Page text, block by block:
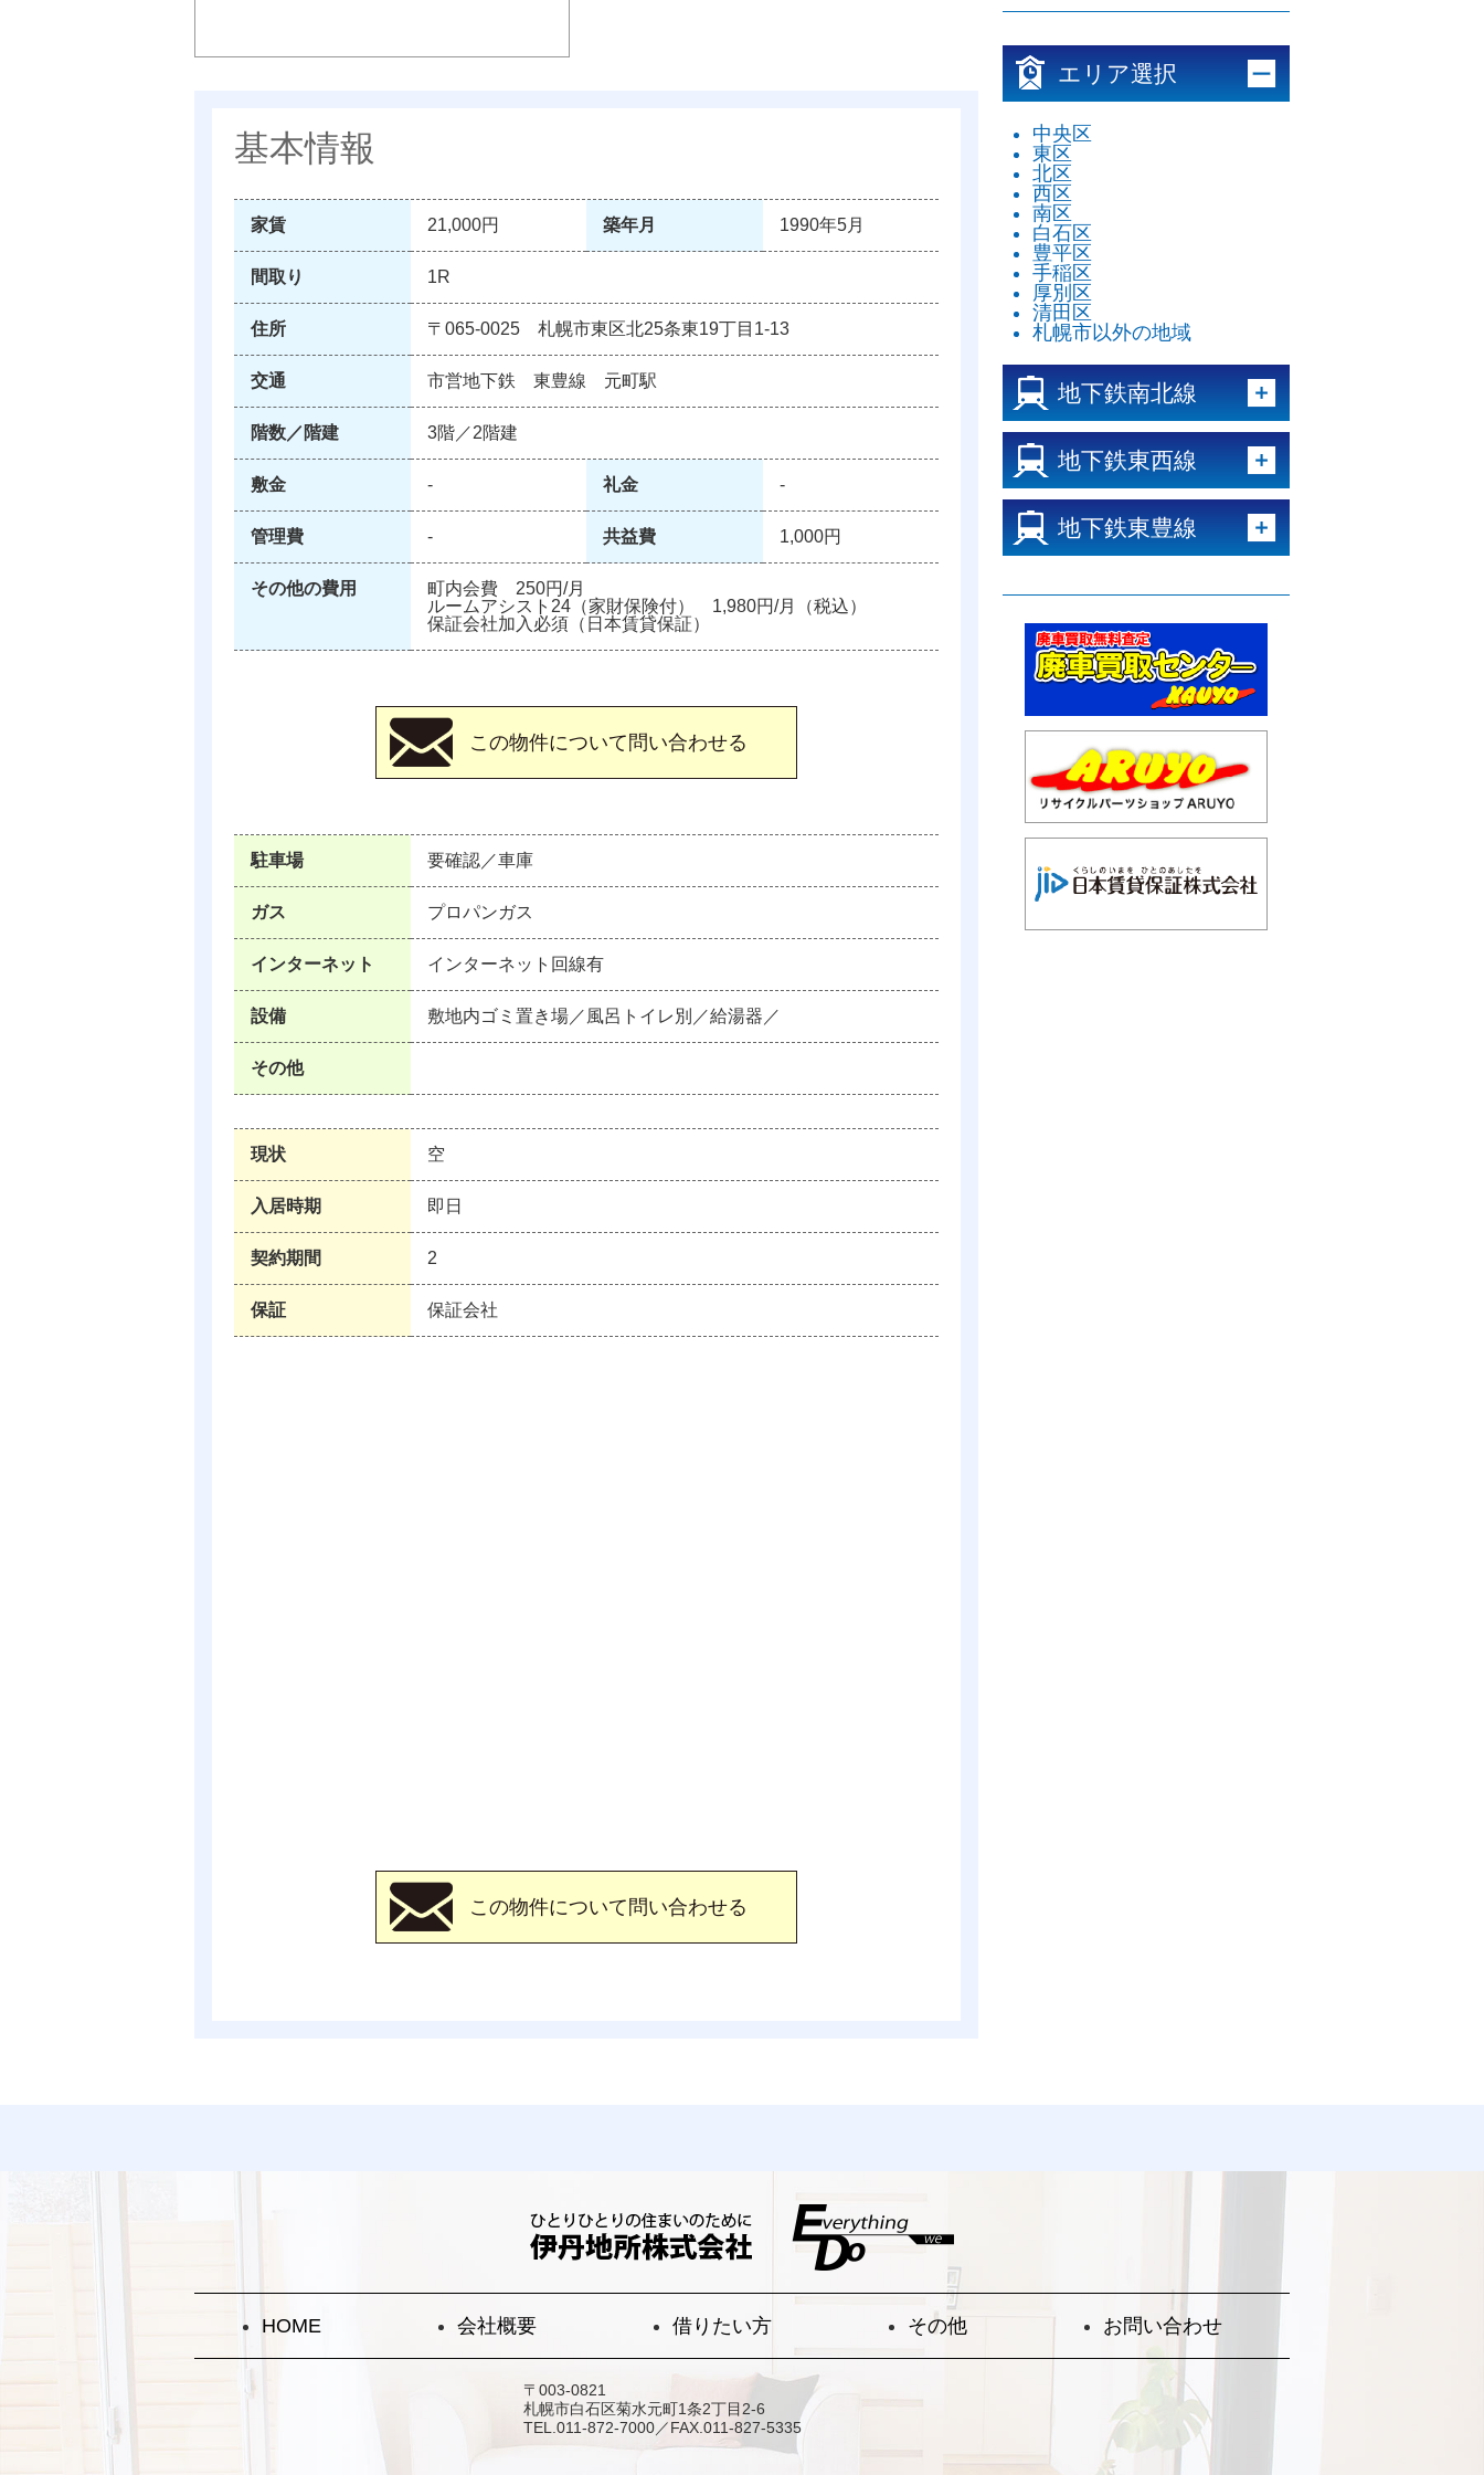
基本情報
家賃 21,000円 築年月 1990年5月
間取り 1R
住所 〒065-0025 札幌市東区北25条東19丁目1-13
交通 市営地下鉄 東豊線 元町駅
階数／階建 3階／2階建
敷金 ‐ 礼金 ‐
管理費 ‐ 共益費 1,000円
その他の費用
町内会費 250円/月
ルームアシスト24（家財保険付） 1,980円/月（税込）
保証会社加入必須（日本賃貸保証）
駐車場 要確認／車庫
ガス プロパンガス
インターネット インターネット回線有
設備 敷地内ゴミ置き場／風呂トイレ別／給湯器／
その他
現状 空
入居時期 即日
契約期間 2
保証 保証会社
エリア選択
中央区
東区
北区
西区
南区
白石区
豊平区
手稲区
厚別区
清田区
札幌市以外の地域
地下鉄南北線
地下鉄東西線
地下鉄東豊線
HOME 会社概要 借りたい方 その他 お問い合わせ
〒003-0821
札幌市白石区菊水元町1条2丁目2-6
TEL.011-872-7000／FAX.011-827-5335